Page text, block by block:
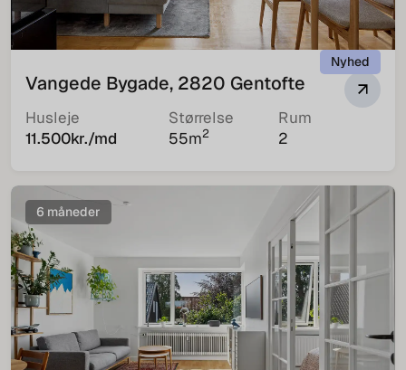
Nyhed
Vangede Bygade, 2820 Gentofte
Husleje
11.500kr./md
Størrelse
55m2
Rum
2
6 måneder